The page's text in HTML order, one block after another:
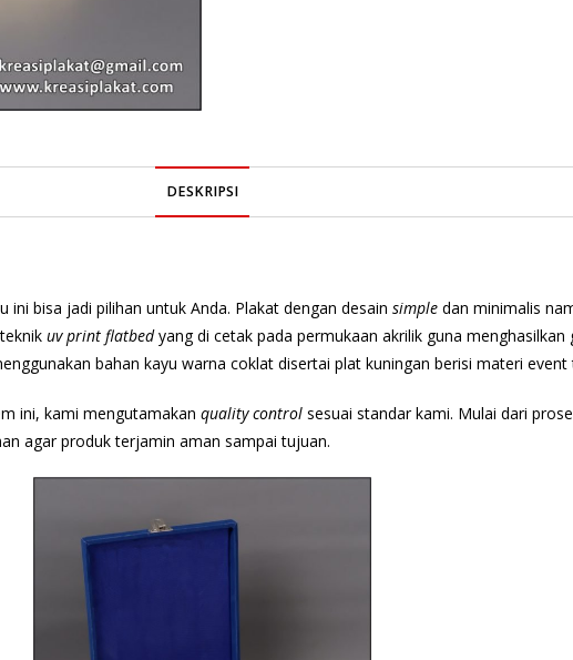
DESKRIPSI
bisa jadi pilihan untuk Anda. Plakat dengan desain simple dan minimalis
uv print flatbedyang di cetak pada permukaan akrilik guna
bahan kayu warna coklat disertai plat kuningan berisi materi event
ini, kami mengutamakan quality control sesuai standar kami. Mulai dari
agar produk terjamin aman sampai tujuan.